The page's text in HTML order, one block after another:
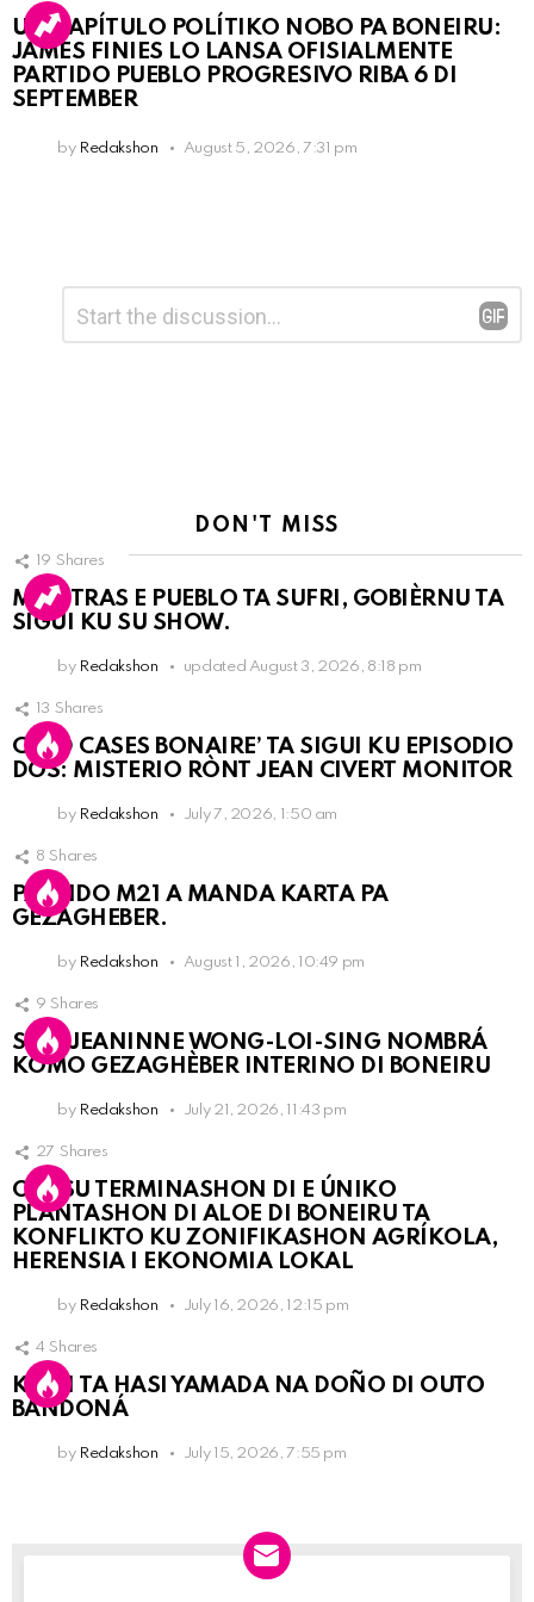
UN KAPÍTULO POLÍTIKO NOBO PA BONEIRU:
JAMES FINIES LO LANSA OFISIALMENTE
PARTIDO PUEBLO PROGRESIVO RIBA 6 DI
SEPTEMBER
by Redakshon August 5, 2026, 7:31 pm
Reply
DON'T MISS
19 Shares
MIENTRAS E PUEBLO TA SUFRI, GOBIÈRNU TA
SIGUI KU SU SHOW.
by Redakshon updated August 3, 2026, 8:18 pm
13 Shares
COLD CASES BONAIRE’ TA SIGUI KU EPISODIO
DOS: MISTERIO RÒNT JEAN CIVERT MONITOR
by Redakshon July 7, 2026, 1:50 am
8 Shares
PARTIDO M21 A MANDA KARTA PA
GEZAGHEBER.
by Redakshon August 1, 2026, 10:49 pm
9 Shares
SRA. JEANINNE WONG-LOI-SING NOMBRÁ
KOMO GEZAGHÈBER INTERINO DI BONEIRU
by Redakshon July 21, 2026, 11:43 pm
27 Shares
OLB SU TERMINASHON DI E ÚNIKO
PLANTASHON DI ALOE DI BONEIRU TA
KONFLIKTO KU ZONIFIKASHON AGRÍKOLA,
HERENSIA I EKONOMIA LOKAL
by Redakshon July 16, 2026, 12:15 pm
4 Shares
KPCN TA HASI YAMADA NA DOÑO DI OUTO
BANDONÁ
by Redakshon July 15, 2026, 7:55 pm